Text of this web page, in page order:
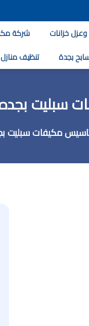
خزانات شركة
بجدة تنظيف منازل
سبليت بجده